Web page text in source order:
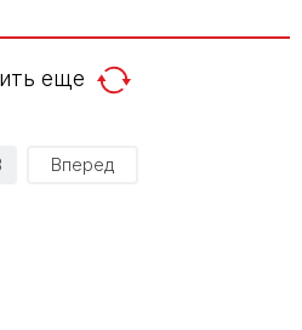
еще
Вперед